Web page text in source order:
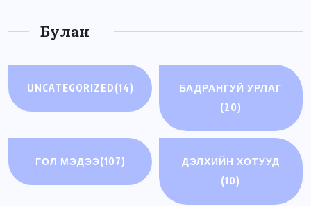
Булан
UNCATEGORIZED(14)
БАДРАНГУЙ УРЛАГ
(20)
ГОЛ МЭДЭЭ(107)
ДЭЛХИЙН ХОТУУД
(10)